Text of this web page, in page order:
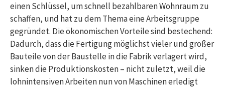
einen Schlüssel, um schnell bezahlbaren Wohnraum zu
schaffen, und hat zu dem Thema eine Arbeitsgruppe
gegründet. Die ökonomischen Vorteile sind bestechend:
Dadurch, dass die Fertigung möglichst vieler und großer
Bauteile von der Baustelle in die Fabrik verlagert wird,
sinken die Produktionskosten – nicht zuletzt, weil die
lohnintensiven Arbeiten nun von Maschinen erledigt